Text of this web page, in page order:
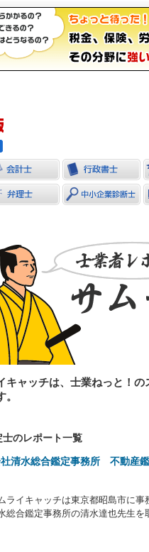
キャッチは、士業ねっと！
。
士のレポート一覧
清水総合鑑定事務所 不動産
ライキャッチは東京都昭島市に
総合鑑定事務所の清水達也先生を